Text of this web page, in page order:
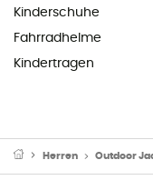
Kinderschuhe
Fahrradhelme
Kindertragen
Herren Outdoor